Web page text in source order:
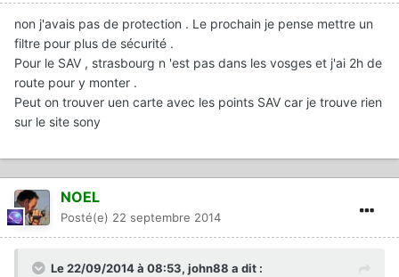
non j'avais pas de protection . Le prochain je pense mettre un
filtre pour plus de sécurité .
Pour le SAV , strasbourg n 'est pas dans les vosges et j'ai 2h de
route pour y monter .
Peut on trouver uen carte avec les points SAV car je trouve rien
sur le site sony
NOEL
Posté(e) 22 septembre 2014
Le 22/09/2014 à 08:53, john88 a dit :